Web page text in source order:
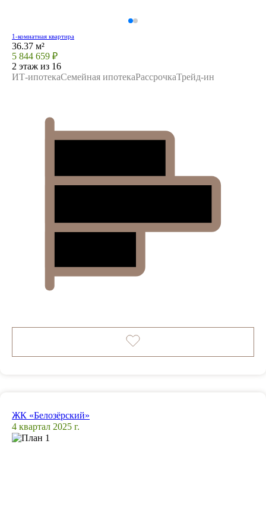
1-комнатная квартира
36.37 м²
5 844 659 ₽
2 этаж из 16
ИТ-ипотекаСемейная ипотекаРассрочкаТрейд-ин
ЖК «Белозёрский»
4 квартал 2025 г.